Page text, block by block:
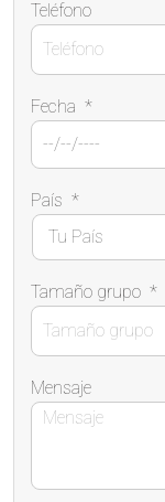
Teléfono
Fecha *
País *
Tamaño grupo *
Mensaje